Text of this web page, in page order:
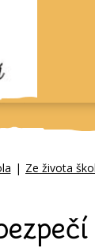
| Ze života